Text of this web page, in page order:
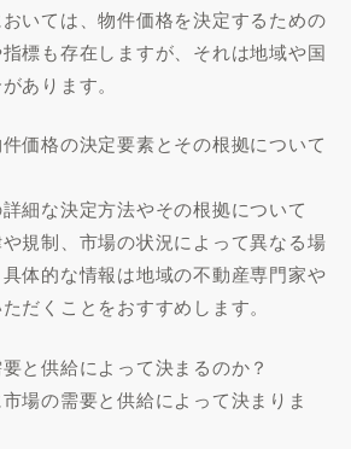
いては、物件価格を決定するための
標も存在しますが、それは地域や国
あります。
価格の決定要素とその根拠について
細な決定方法やその根拠について
規制、市場の状況によって異なる場
体的な情報は地域の不動産専門家や
だくことをおすすめします。
と供給によって決まるのか？
場の需要と供給によって決まりま